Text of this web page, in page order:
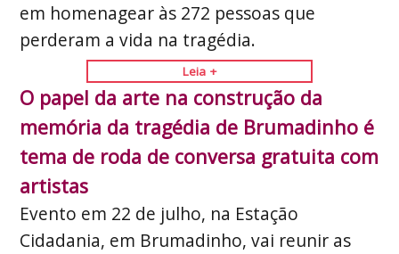
em homenagear às 272 pessoas que
perderam a vida na tragédia.
Leia +
O papel da arte na construção da
memória da tragédia de Brumadinho é
tema de roda de conversa gratuita com
artistas
Evento em 22 de julho, na Estação
Cidadania, em Brumadinho, vai reunir as